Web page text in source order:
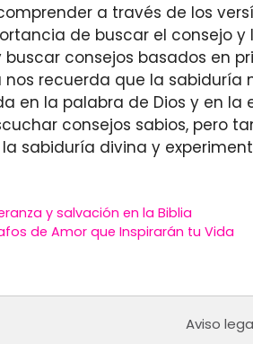
a través de los
de buscar el consejo
consejos basados en
recuerda que la
en la palabra de Dios y en la
consejos sabios, pero
sabiduría divina y
y salvación en la Biblia
de Amor que Inspirarán tu Vida
Aviso